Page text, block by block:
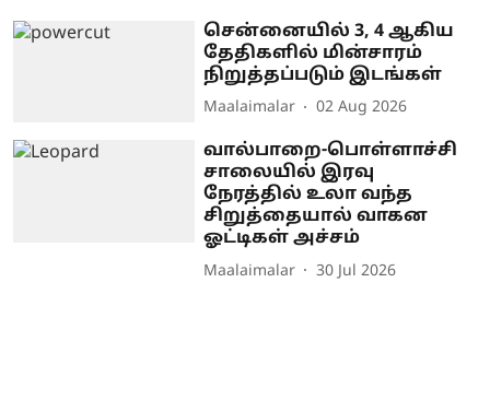
சென்னையில் 3, 4 ஆகிய
தேதிகளில் மின்சாரம்
நிறுத்தப்படும் இடங்கள்
Maalaimalar 02 Aug 2026
வால்பாறை-பொள்ளாச்சி
சாலையில் இரவு
நேரத்தில் உலா வந்த
சிறுத்தையால் வாகன
ஓட்டிகள் அச்சம்
Maalaimalar 30 Jul 2026